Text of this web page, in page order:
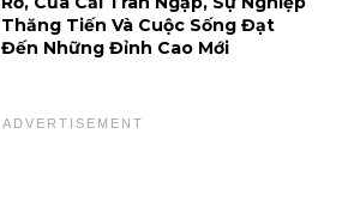
Thăng Tiến Và Cuộc Sống Đạt
Đến Những Đỉnh Cao Mới